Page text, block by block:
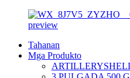
Tahanan
Mga Produkto